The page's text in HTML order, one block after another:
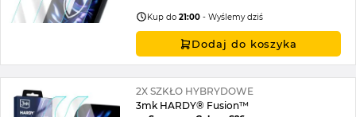
Kup do21:00 - Wyślemy dziś
Dodaj do koszyka
2X SZKŁO HYBRYDOWE
3mk HARDY® Fusion™